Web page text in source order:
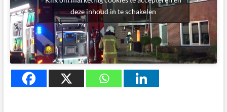
deze inhoud in te schakelen